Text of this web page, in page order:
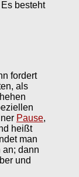
besteht
fordert
als
Pause,
heißt
man
dann
und